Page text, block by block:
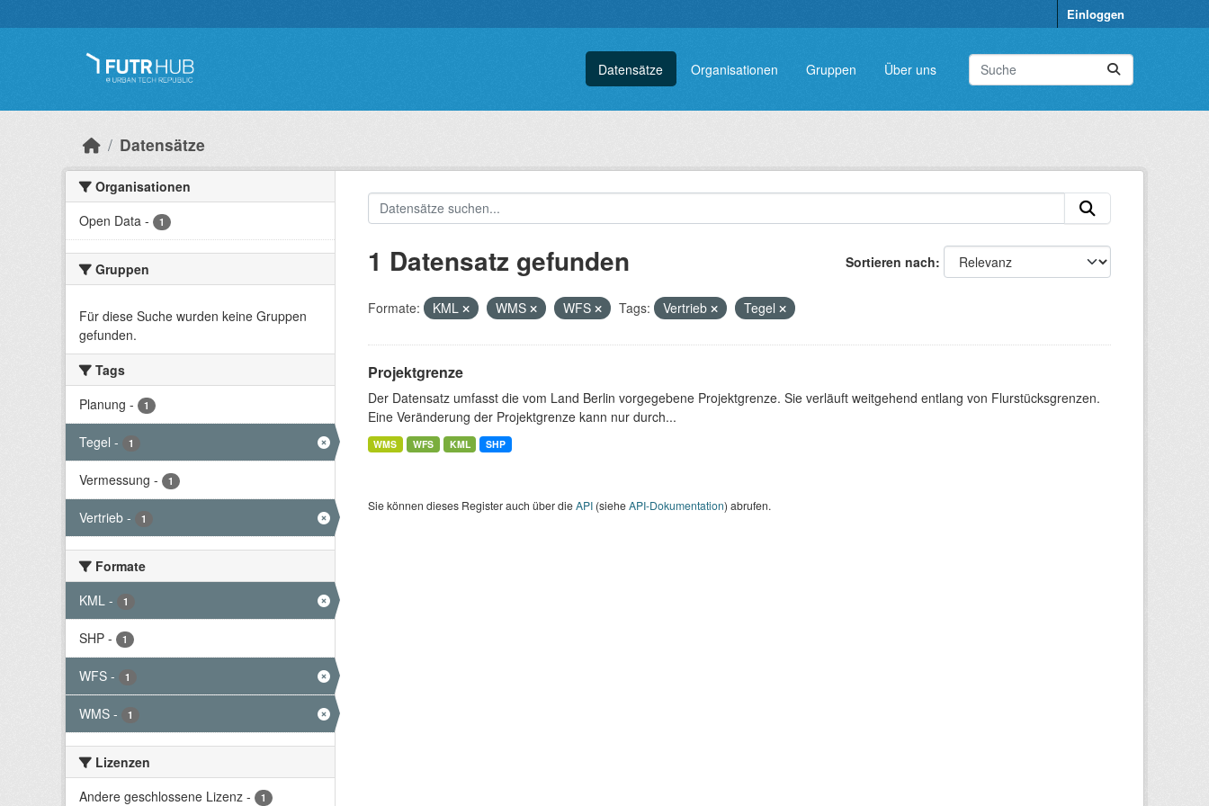
Einloggen
Datensätze Organisationen Gruppen Über uns
Datensätze
Organisationen
Open Data - 1
Gruppen
Für diese Suche wurden keine Gruppen
gefunden.
Tags
Planung - 1
Tegel - 1
Vermessung - 1
Vertrieb - 1
Formate
KML - 1
SHP - 1
WFS - 1
WMS - 1
Lizenzen
Andere geschlossene Lizenz - 1
Sortieren nach
1 Datensatz gefunden
Formate: KML WMS WFS Tags: Vertrieb Tegel
Projektgrenze
Der Datensatz umfasst die vom Land Berlin vorgegebene Projektgrenze. Sie verläuft weitgehend entlang von Flurstücksgrenzen.
Eine Veränderung der Projektgrenze kann nur durch...
WMS WFS KML SHP
Sie können dieses Register auch über dieAPI(sieheAPI-Dokumentation) abrufen.